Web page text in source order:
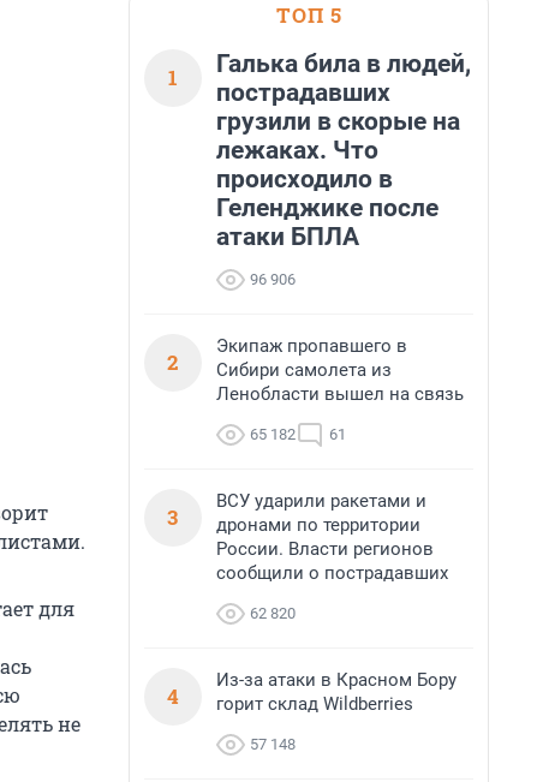
для
не
ТОП 5
1
Галька била в людей,
пострадавших
грузили в скорые на
лежаках. Что
происходило в
Геленджике после
атаки БПЛА
96 906
2
Экипаж пропавшего в
Сибири самолета из
Ленобласти вышел на связь
65 182 61
3
ВСУ ударили ракетами и
дронами по территории
России. Власти регионов
сообщили о пострадавших
62 820
4
Из-за атаки в Красном Бору
горит склад Wildberries
57 148